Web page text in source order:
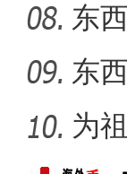
东
局？
东
千
为